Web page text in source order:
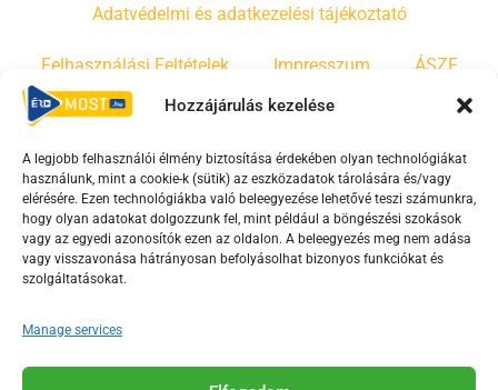
Hozzájárulás kezelése
A legjobb felhasználói élmény biztosítása érdekében olyan technológiákat
használunk, mint a cookie-k (sütik) az eszközadatok tárolására és/vagy
elérésére. Ezen technológiákba való beleegyezése lehetővé teszi számunkra,
hogy olyan adatokat dolgozzunk fel, mint például a böngészési szokások
vagy az egyedi azonosítók ezen az oldalon. A beleegyezés meg nem adása
vagy visszavonása hátrányosan befolyásolhat bizonyos funkciókat és
szolgáltatásokat.
Manage services
Adatvédelmi és adatkezelési tájékoztató
Felhasználási Feltételek Impresszum ÁSZF
Irányelvek Moderálási szabályzat
F
a
c
e
o
o
Y
o
u
t
b
e
T
i
k
Az Érd Média médiaszolgáltatási tevékenységét a